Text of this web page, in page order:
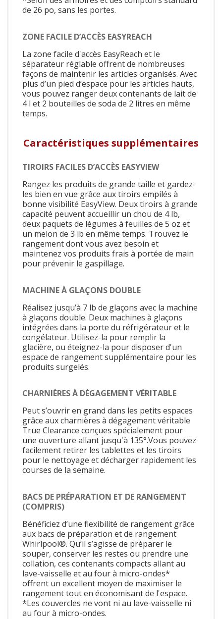
de 26 po, sans les portes.
ZONE FACILE D’ACCÈS EASYREACH
La zone facile d'accès EasyReach et le
séparateur réglable offrent de nombreuses
façons de maintenir les articles organisés. Avec
plus d’un pied d’espace pour les articles hauts,
vous pouvez ranger deux contenants de lait de
4 l et 2 bouteilles de soda de 2 litres en même
temps.
Caractéristiques supplémentaires
TIROIRS FACILES D’ACCÈS EASYVIEW
Rangez les produits de grande taille et gardez-
les bien en vue grâce aux tiroirs empilés à
bonne visibilité EasyView. Deux tiroirs à grande
capacité peuvent accueillir un chou de 4 lb,
deux paquets de légumes à feuilles de 5 oz et
un melon de 3 lb en même temps. Trouvez le
rangement dont vous avez besoin et
maintenez vos produits frais à portée de main
pour prévenir le gaspillage.
MACHINE À GLAÇONS DOUBLE
Réalisez jusqu’à 7 lb de glaçons avec la machine
à glaçons double. Deux machines à glaçons
intégrées dans la porte du réfrigérateur et le
congélateur. Utilisez-la pour remplir la
glacière, ou éteignez-la pour disposer d'un
espace de rangement supplémentaire pour les
produits surgelés.
CHARNIÈRES À DÉGAGEMENT VÉRITABLE
Peut s’ouvrir en grand dans les petits espaces
grâce aux charnières à dégagement véritable
True Clearance conçues spécialement pour
une ouverture allant jusqu'à 135°.Vous pouvez
facilement retirer les tablettes et les tiroirs
pour le nettoyage et décharger rapidement les
courses de la semaine.
BACS DE PRÉPARATION ET DE RANGEMENT
(COMPRIS)
Bénéficiez d’une flexibilité de rangement grâce
aux bacs de préparation et de rangement
Whirlpool®. Qu’il s’agisse de préparer le
souper, conserver les restes ou prendre une
collation, ces contenants compacts allant au
lave-vaisselle et au four à micro-ondes*
offrent un excellent moyen de maximiser le
rangement tout en économisant de l'espace.
*Les couvercles ne vont ni au lave-vaisselle ni
au four à micro-ondes.